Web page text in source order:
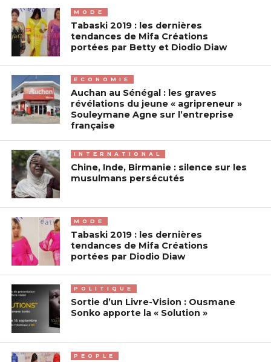
MODE
Tabaski 2019 : les dernières
tendances de Mifa Créations
portées par Betty et Diodio Diaw
ECONOMIE
Auchan au Sénégal : les graves
révélations du jeune « agripreneur »
Souleymane Agne sur l’entreprise
française
INTERNATIONAL
Chine, Inde, Birmanie : silence sur les
musulmans persécutés
MODE
Tabaski 2019 : les dernières
tendances de Mifa Créations
portées par Diodio Diaw
POLITIQUE
Sortie d’un Livre-Vision : Ousmane
Sonko apporte la « Solution »
PEOPLE